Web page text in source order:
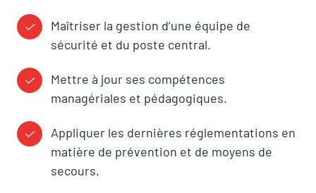
Maîtriser la gestion d’une équipe de
sécurité et du poste central.
Mettre à jour ses compétences
managériales et pédagogiques.
Appliquer les dernières réglementations en
matière de prévention et de moyens de
secours.